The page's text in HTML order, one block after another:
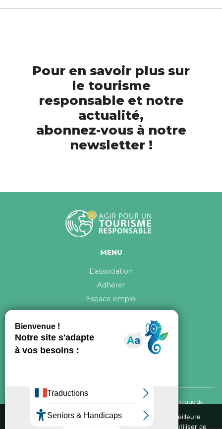
Pour en savoir plus sur
le tourisme
responsable et notre
actualité,
abonnez-vous à notre
newsletter !
MENU
L’association
Adhérer
Espace emploi
Contact
Politique de
confidentialité
Nous utilisons des cookies pour vous garantir la meilleure
expérience sur notre site web. Si vous continuez à utiliser ce